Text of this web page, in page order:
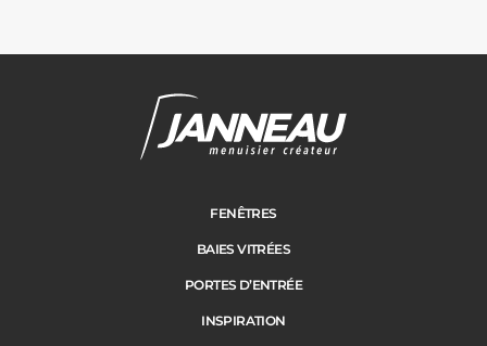
FENÊTRES
BAIES VITRÉES
PORTES D’ENTRÉE
INSPIRATION